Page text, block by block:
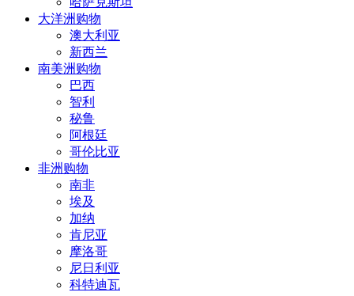
大洋洲购物
澳大利亚
新西兰
南美洲购物
巴西
智利
秘鲁
阿根廷
哥伦比亚
非洲购物
南非
埃及
加纳
肯尼亚
摩洛哥
尼日利亚
科特迪瓦